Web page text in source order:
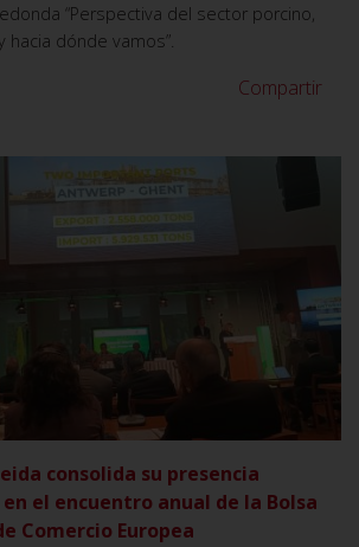
“Perspectiva del sector porcino,
dónde vamos”.
Compartir
VER
consolida su presencia
el encuentro anual de la Bolsa
Comercio Europea